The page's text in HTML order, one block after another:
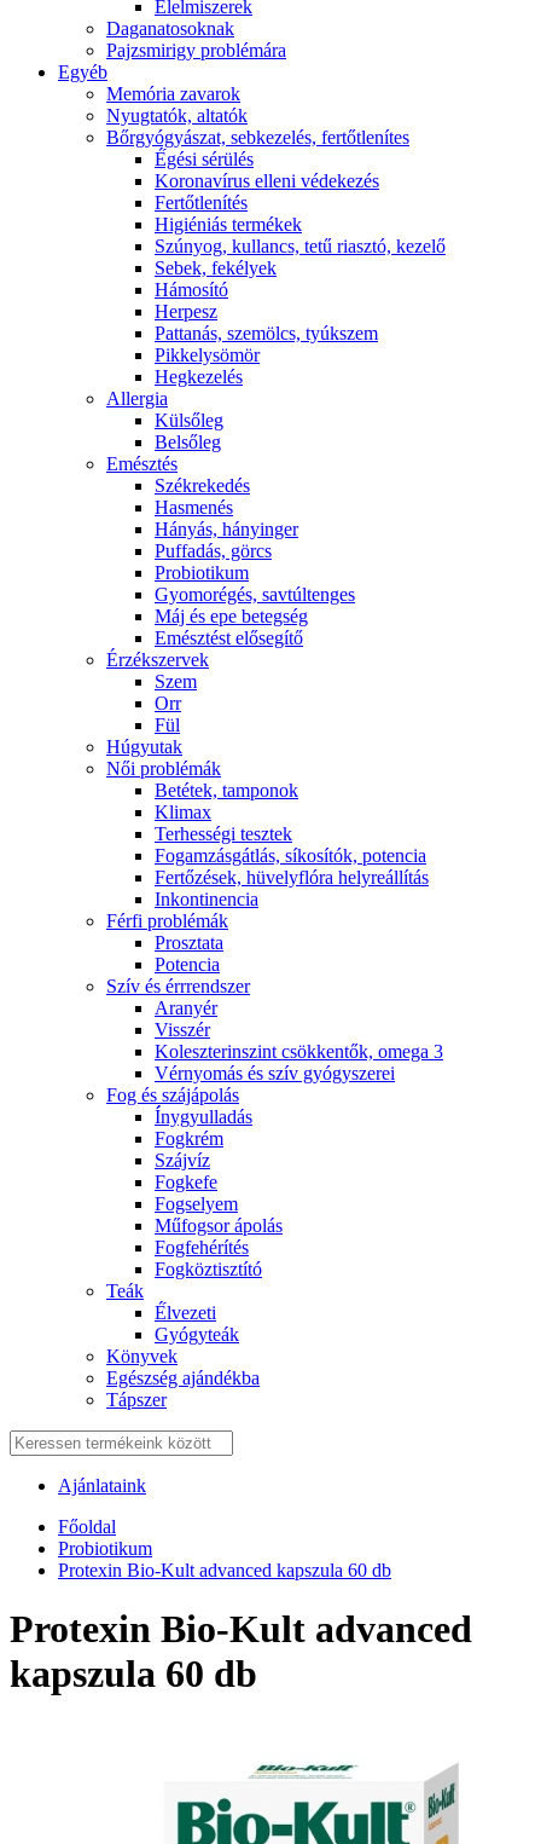
É́lelmiszerek
Daganatosoknak
Pajzsmirigy problémára
Egyéb
Memória zavarok
Nyugtatók, altatók
Bőrgyógyászat, sebkezelés, fertőtlenítes
É́gési sérülés
Koronavírus elleni védekezés
Fertőtlenítés
Higiéniás termékek
Szúnyog, kullancs, tetű riasztó, kezelő
Sebek, fekélyek
Hámosító
Herpesz
Pattanás, szemölcs, tyúkszem
Pikkelysömör
Hegkezelés
Allergia
Külsőleg
Belsőleg
Emésztés
Székrekedés
Hasmenés
Hányás, hányinger
Puffadás, görcs
Probiotikum
Gyomorégés, savtúltenges
Máj és epe betegség
Emésztést elősegítő
Érzékszervek
Szem
Orr
Fül
Húgyutak
Női problémák
Betétek, tamponok
Klimax
Terhességi tesztek
Fogamzásgátlás, síkosítók, potencia
Fertőzések, hüvelyflóra helyreállítás
Inkontinencia
Férfi problémák
Prosztata
Potencia
Szív és érrrendszer
Aranyér
Visszér
Koleszterinszint csökkentők, omega 3
Vérnyomás és szív gyógyszerei
Fog és szájápolás
Í́nygyulladás
Fogkrém
Szájvíz
Fogkefe
Fogselyem
Műfogsor ápolás
Fogfehérítés
Fogköztisztító
Teák
É́lvezeti
Gyógyteák
Könyvek
Egészség ajándékba
Tápszer
Ajánlataink
Főoldal
Probiotikum
Protexin Bio-Kult advanced kapszula 60 db
Protexin Bio-Kult advanced
kapszula 60 db